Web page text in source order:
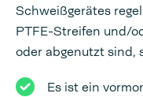
Schweißgerätes
PTFE-Streifen und/
oder abgenutzt sind,
Es ist ein